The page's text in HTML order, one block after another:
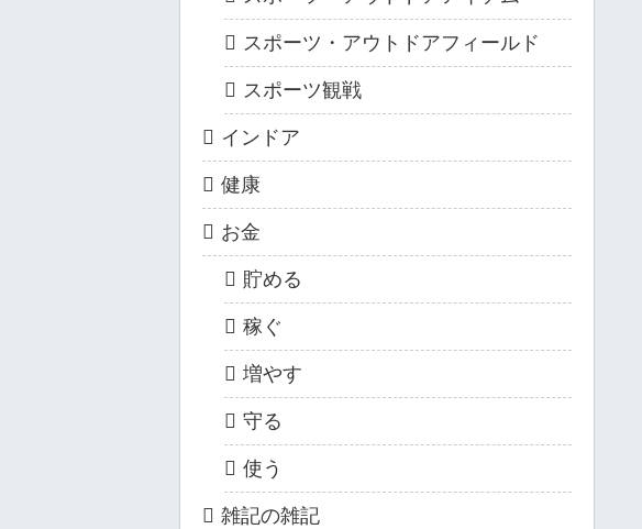
スポーツ・アウトドアフィールド
スポーツ観戦
インドア
健康
お金
貯める
稼ぐ
増やす
守る
使う
雑記の雑記